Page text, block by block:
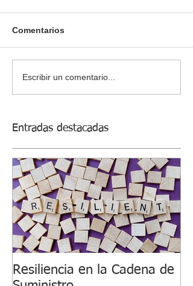
Comentarios
Escribir un comentario...
Entradas destacadas
Resiliencia en la Cadena de